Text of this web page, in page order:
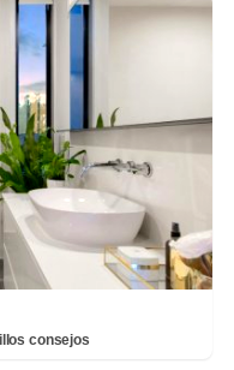
consejos